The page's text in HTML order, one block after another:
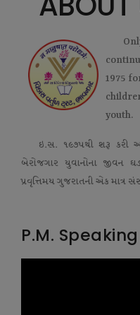
1975
youth.
ઇ.સ. ૧૯૭૫થી શરૂ કરી
બેરોજગાર યુવાનોના જીવન
પ્રવૃત્તિમય ગુજરાતની એક માત્ર
P.M.